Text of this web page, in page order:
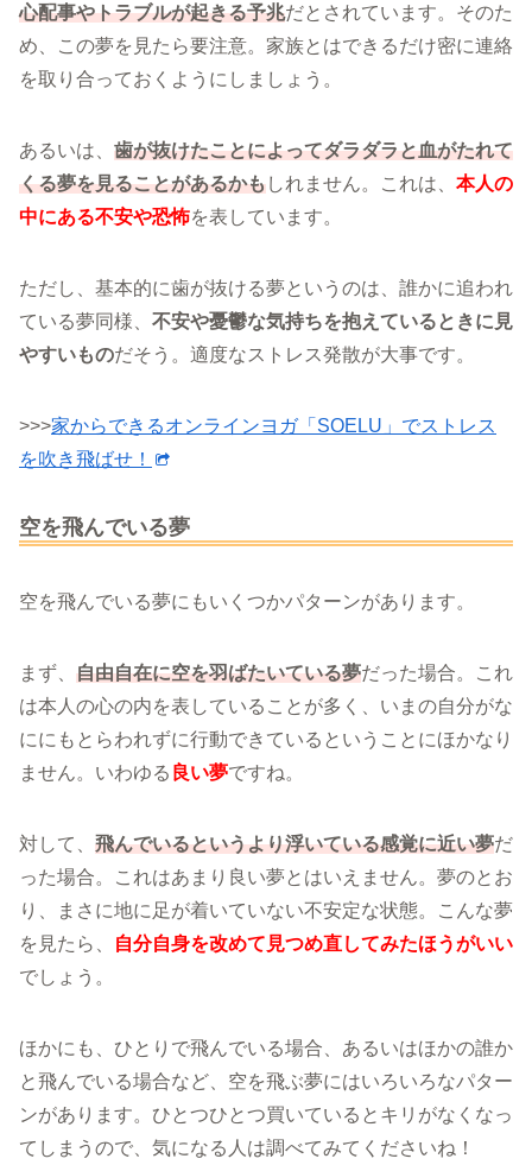
心配事やトラブルが起きる予兆だとされています。そのた
め、この夢を見たら要注意。家族とはできるだけ密に連絡
を取り合っておくようにしましょう。
あるいは、 歯が抜けたことによってダラダラと血がたれて
くる夢を見ることがあるかもしれません。これは、 本人の
中にある不安や恐怖を表しています。
ただし、基本的に歯が抜ける夢というのは、誰かに追われ
ている夢同様、 不安や憂鬱な気持ちを抱えているときに見
やすいものだそう。適度なストレス発散が大事です。
>>>家からできるオンラインヨガ「SOELU」でストレス
を吹き飛ばせ！
空を飛んでいる夢
空を飛んでいる夢にもいくつかパターンがあります。
まず、 自由自在に空を羽ばたいている夢だった場合。これ
は本人の心の内を表していることが多く、いまの自分がな
ににもとらわれずに行動できているということにほかなり
ません。いわゆる 良い夢ですね。
対して、 飛んでいるというより浮いている感覚に近い夢だ
った場合。これはあまり良い夢とはいえません。夢のとお
り、まさに地に足が着いていない不安定な状態。こんな夢
を見たら、
自分自身を改めて見つめ直してみたほうがいい
でしょう。
ほかにも、ひとりで飛んでいる場合、あるいはほかの誰か
と飛んでいる場合など、空を飛ぶ夢にはいろいろなパター
ンがあります。ひとつひとつ買いているとキリがなくなっ
てしまうので、気になる人は調べてみてくださいね！